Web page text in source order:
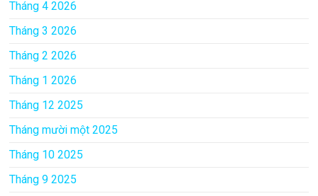
Tháng 4 2026
Tháng 3 2026
Tháng 2 2026
Tháng 1 2026
Tháng 12 2025
Tháng mười một 2025
Tháng 10 2025
Tháng 9 2025